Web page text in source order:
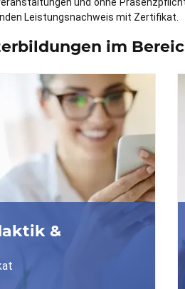
Leistungsnachweis mit Zertifikat.
im
&